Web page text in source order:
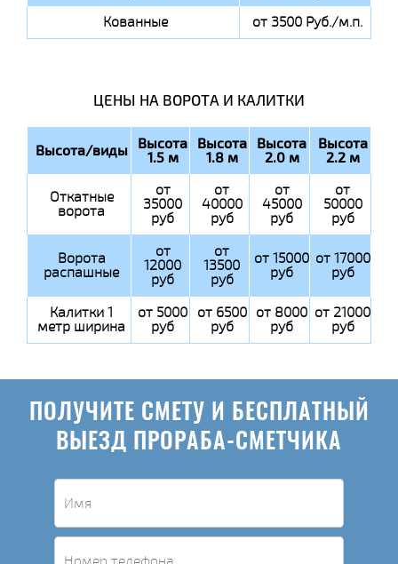
Кованные
от 3500 Руб./м.п.
ЦЕНЫ НА ВОРОТА И КАЛИТКИ
Высота/виды Высота
1.5 м
Высота
1.8 м
Высота
2.0 м
Высота
2.2 м
Откатные
ворота
от
35000
руб
от
40000
руб
от
45000
руб
от
50000
руб
Ворота
распашные
от
12000
руб
от
13500
руб
от 15000
руб
от 17000
руб
Калитки 1
метр ширина
от 5000
руб
от 6500
руб
от 8000
руб
от 21000
руб
ПОЛУЧИТЕ СМЕТУ И БЕСПЛАТНЫЙ
ВЫЕЗД ПРОРАБА-СМЕТЧИКА